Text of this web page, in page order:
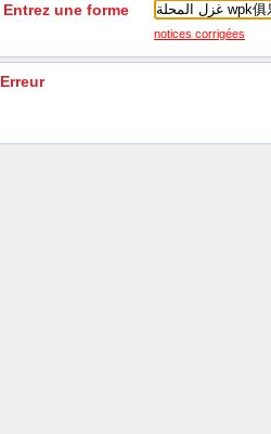
Entrez une forme
notices corrigées
Erreur